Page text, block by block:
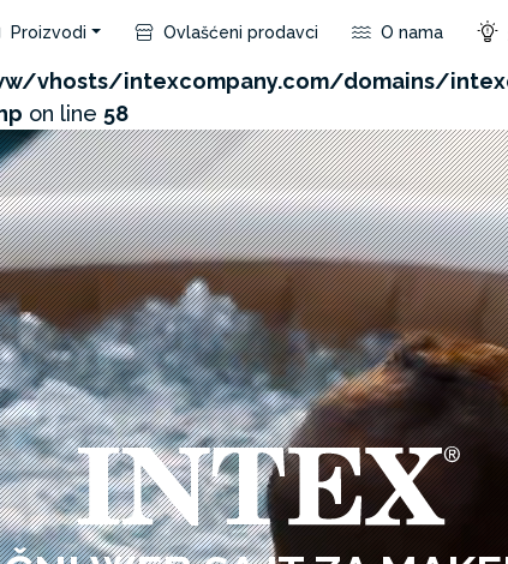
product/
vhosts/intexcompany.com/domains/
on line 58
Proizvodi Ovlašćeni prodavci O nama